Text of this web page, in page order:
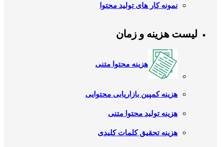
نمونه کار های تولید محتوا
لیست هزینه و زمان
هزینه محتوا متنی
هزینه کمپین بازاریابی محتوایی
هزینه تولید محتوا متنی
هزینه تحقیق کلمات کلیدی